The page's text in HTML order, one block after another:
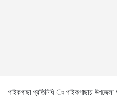
পাইকগাছা প্রতিনিধি ঃ পাইকগাছায়